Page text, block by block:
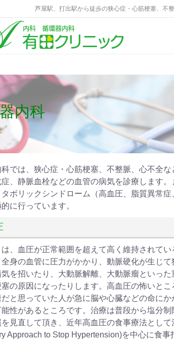
芦屋駅、打出駅から徒歩の狭心症・心筋梗塞、不
器内科
では、狭心症・心筋梗塞、不整脈、心不全
、静脈血栓などの血管の病気を診療します
タボリックシンドローム（高血圧、脂質異常
に行っています。
、血圧が正常範囲を超えて高く維持されて
身の血管に圧力がかかり、動脈硬化が生じ
を招いたり、大動脈解離、大動脈瘤といっ
塞の原因になったりします。高血圧の怖いと
と思っていた人が急に脳や心臓などの命に
能性があるところです。治療は普段から塩分
見直して頂き、近年高血圧の食事療法とし
Approach to Stop Hypertension)を中心に食事